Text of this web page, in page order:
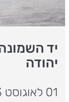
יד
יהודה
01 לאוגוסט 2013